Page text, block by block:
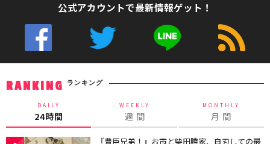
公式アカウントで最新情報ゲット！
RANKING ランキング
DAILY
24時間
WEEKLY
週 間
MONTHLY
月 間
『豊臣兄弟！』お市と柴田勝家、自刃しての最